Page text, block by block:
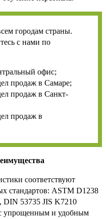
городам страны.
с нами по
офис;
продаж в Самаре;
продаж в Санкт-
продаж в
соответствуют
стандартов: ASTM D1238
DIN 53735 JIS K7210
упрощенным и удобным